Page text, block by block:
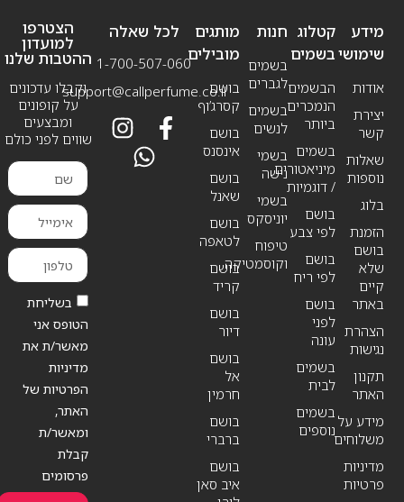
מידע
שימושי
אודות
יצירת
קשר
שאלות
נוספות
בלוג
הזמנת
בושם
שלא
קיים
באתר
הצהרת
נגישות
תקנון
האתר
מידע על
משלוחים
מדיניות
פרטיות
חנות
בשמים
לגברים
בשמים
לנשים
בשמי
נישה
בשמי
יוניסקס
טיפוח
וקוסמטיקה
קטלוג
בשמים
הבשמים
הנמכרים
ביותר
בשמים
מיניאטורים
/ דוגמיות
בושם
לפי צבע
בושם
לפי ריח
בושם
לפני
עונה
בשמים
לבית
בשמים
נוספים
מותגים
מובילים
בושם
קסרג’וף
בושם
אינסנס
בושם
שאנל
בושם
לטאפה
בושם
קריד
בושם
דיור
בושם
אל
חרמין
בושם
ברברי
בושם
איב סאן
לכל שאלה
1-700-507-060
support@callperfume.co.il
הצטרפו
למועדון
ההטבות שלנו
וקבלו עדכונים
על קופונים
ומבצעים
שווים לפני כולם
בשליחת
הטופס אני
מאשר/ת את
מדיניות
הפרטיות של
האתר,
ומאשר/ת
קבלת
פרסומים